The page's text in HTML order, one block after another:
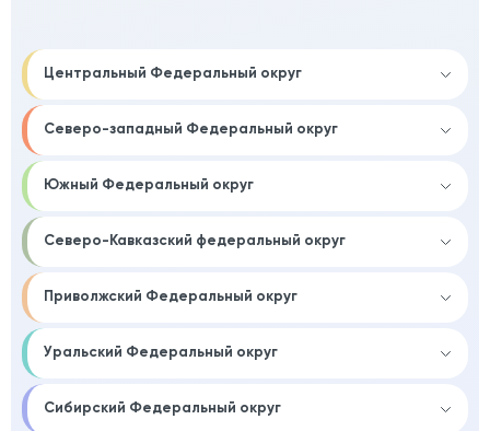
Центральный Федеральный округ
Северо-западный Федеральный округ
Южный Федеральный округ
Северо-Кавказский федеральный округ
Приволжский Федеральный округ
Уральский Федеральный округ
Сибирский Федеральный округ